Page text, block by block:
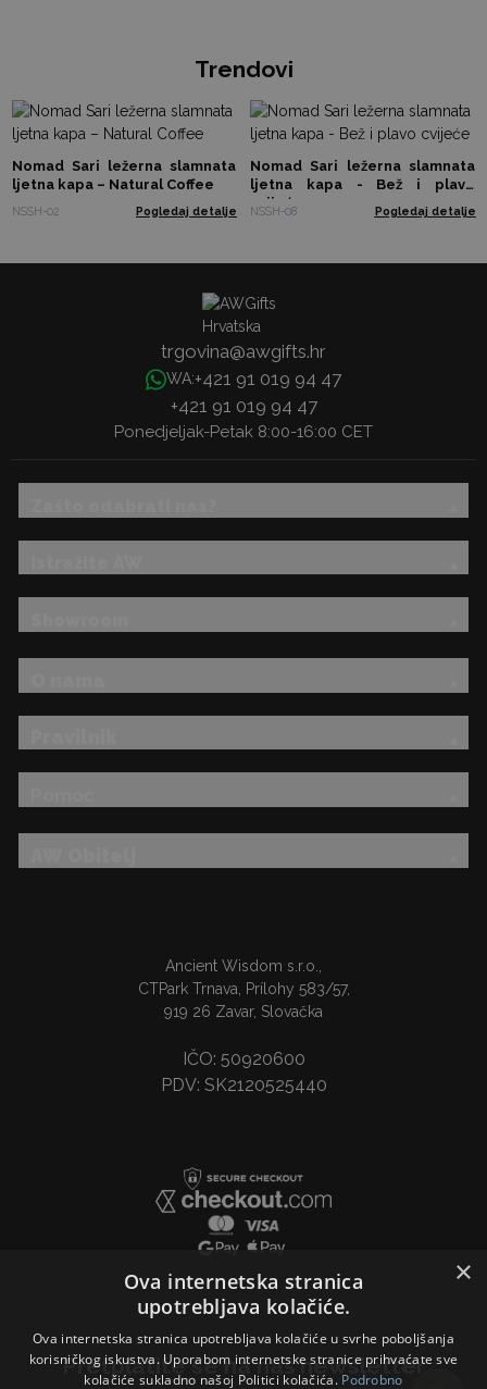
Trendovi
Nomad Sari ležerna slamnata
ljetna kapa – Natural Coffee
NSSH-02 Pogledaj detalje
Nomad Sari ležerna slamnata
ljetna kapa - Bež i plavo
cvijeće
NSSH-08 Pogledaj detalje
trgovina@awgifts.hr
WA:+421 91 019 94 47
+421 91 019 94 47
Ponedjeljak-Petak 8:00-16:00 CET
Ancient Wisdom s.r.o.,
CTPark Trnava, Prílohy 583/57,
919 26 Zavar, Slovačka
IČO: 50920600
PDV: SK2120525440
Pretplatite se na naš newsletter
×
Ova internetska stranica
upotrebljava kolačiće.
Ova internetska stranica upotrebljava kolačiće u svrhe poboljšanja
korisničkog iskustva. Uporabom internetske stranice prihvaćate sve
kolačiće sukladno našoj Politici kolačića. Podrobno